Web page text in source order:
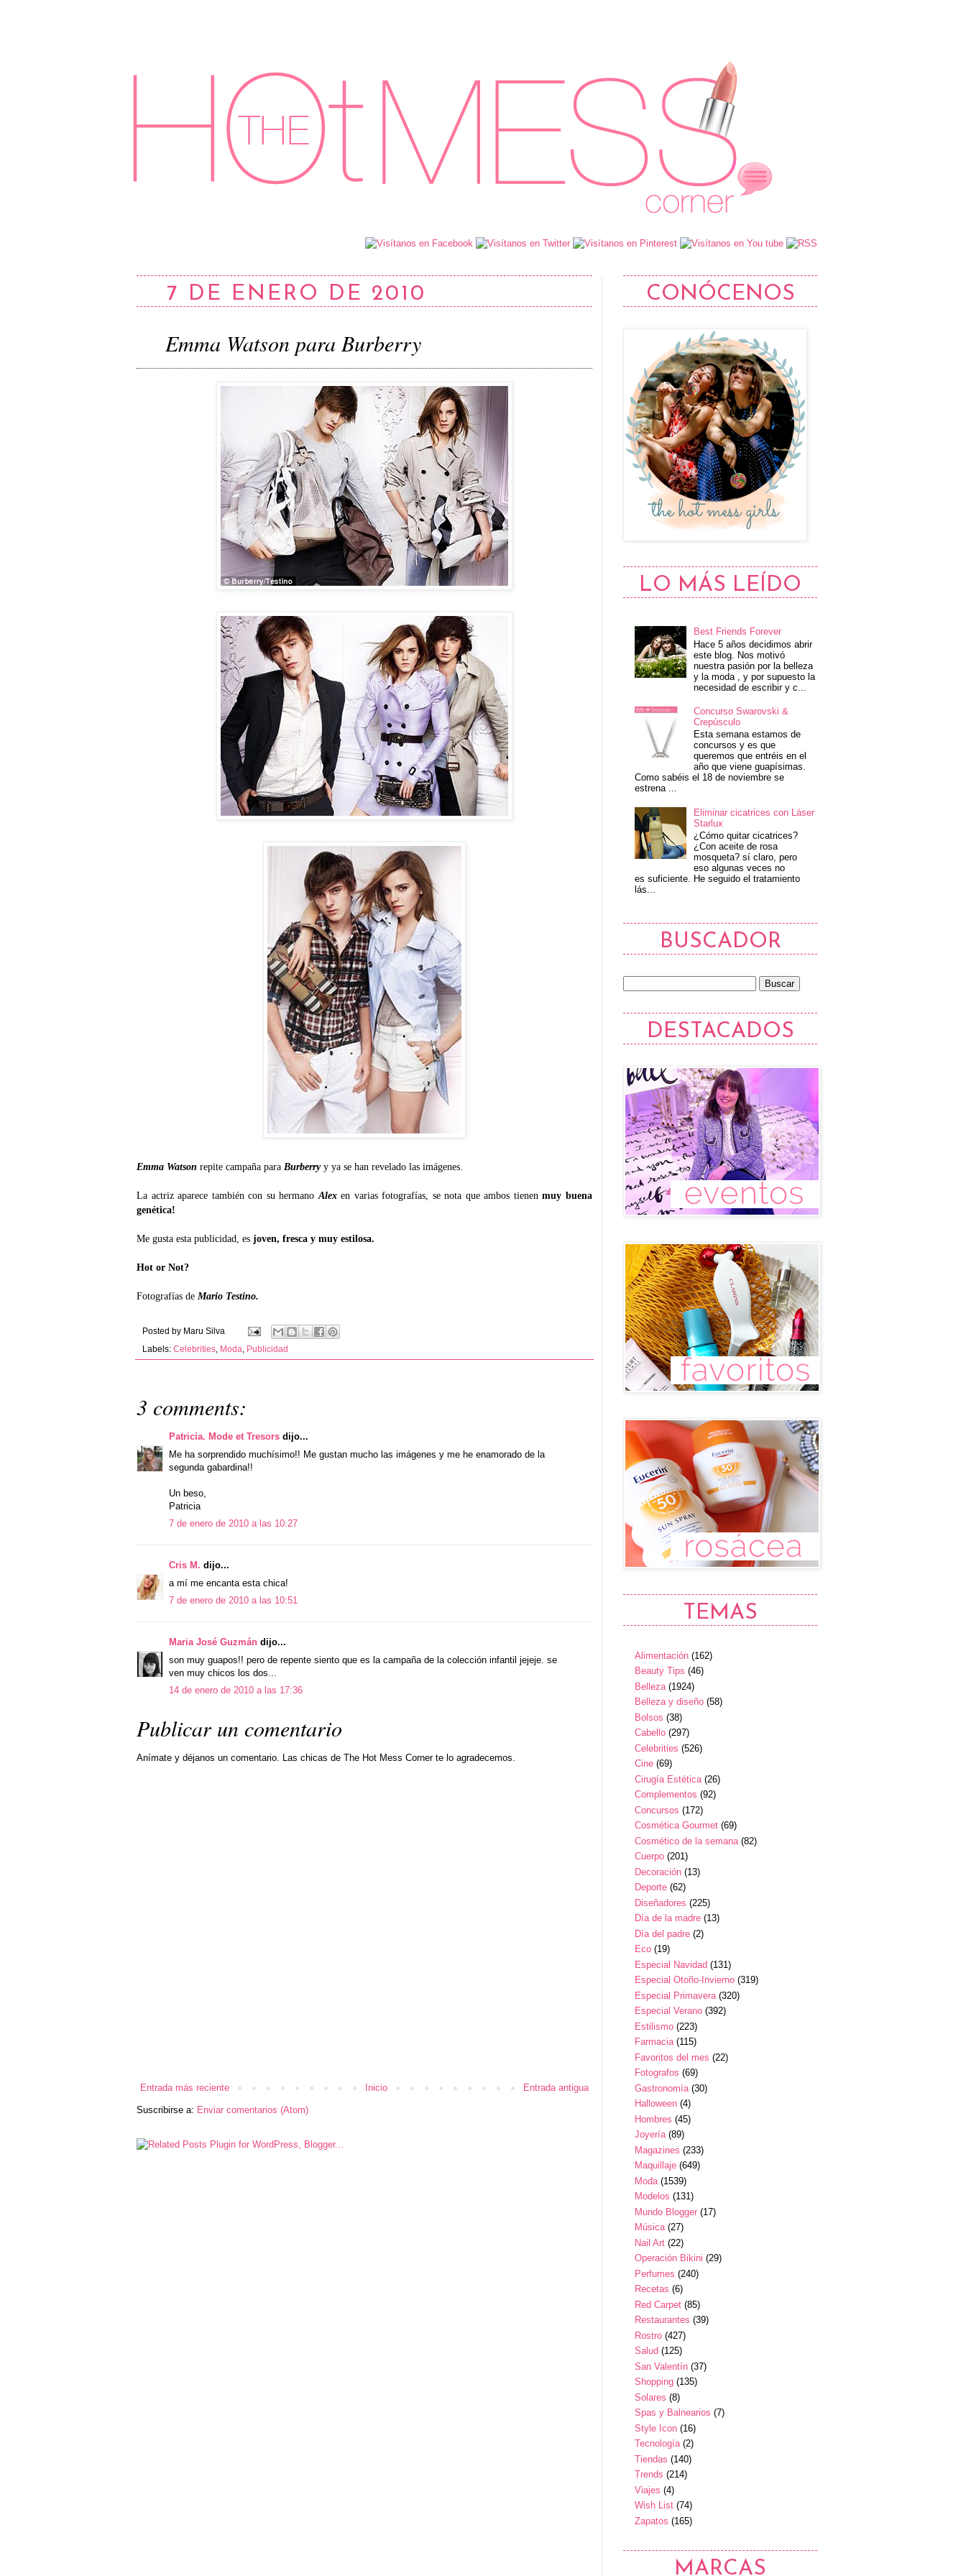
7 DE ENERO DE 2010
Emma Watson para Burberry
Emma Watson repite campaña para Burberryy ya se han revelado las imágenes.
La actriz aparece también con su hermano Alexen varias fotografías, se nota que ambos tienenmuy buena
genética!
Me gusta esta publicidad, es joven, fresca y muy estilosa.
Hot or Not?
Fotografías de Mario Testino.
Posted by Maru Silva
Labels: Celebrities Moda Publicidad
3 comments:
Patricia. Mode et Tresors dijo...
Me ha sorprendido muchísimo!! Me gustan mucho las imágenes y me he enamorado de la
segunda gabardina!!
Un beso,
Patricia
7 de enero de 2010 a las 10:27
Cris M. dijo...
a mí me encanta esta chica!
7 de enero de 2010 a las 10:51
Maria José Guzmán dijo...
son muy guapos!! pero de repente siento que es la campaña de la colección infantil jejeje. se
ven muy chicos los dos...
14 de enero de 2010 a las 17:36
Publicar un comentario
Anímate y déjanos un comentario. Las chicas de The Hot Mess Corner te lo agradecemos.
Entrada más reciente Entrada antigua
Inicio
Suscribirse a: Enviar comentarios (Atom)
CONÓCENOS
LO MÁS LEÍDO
Best Friends Forever
Hace 5 años decidimos abrir
este blog. Nos motivó
nuestra pasión por la belleza
y la moda , y por supuesto la
necesidad de escribir y c...
Concurso Swarovski &
Crepúsculo
Esta semana estamos de
concursos y es que
queremos que entréis en el
año que viene guapísimas.
Como sabéis el 18 de noviembre se
estrena ...
Eliminar cicatrices con Láser
Starlux
¿Cómo quitar cicatrices?
¿Con aceite de rosa
mosqueta? sí claro, pero
eso algunas veces no
es suficiente. He seguido el tratamiento
lás...
BUSCADOR
DESTACADOS
TEMAS
Alimentación (162)
Beauty Tips (46)
Belleza (1924)
Belleza y diseño (58)
Bolsos (38)
Cabello (297)
Celebrities (526)
Cine (69)
Cirugía Estética (26)
Complementos (92)
Concursos (172)
Cosmética Gourmet (69)
Cosmético de la semana (82)
Cuerpo (201)
Decoración (13)
Deporte (62)
Diseñadores (225)
Día de la madre (13)
Día del padre (2)
Eco (19)
Especial Navidad (131)
Especial Otoño-Invierno (319)
Especial Primavera (320)
Especial Verano (392)
Estilismo (223)
Farmacia (115)
Favoritos del mes (22)
Fotografos (69)
Gastronomía (30)
Halloween (4)
Hombres (45)
Joyería (89)
Magazines (233)
Maquillaje (649)
Moda (1539)
Modelos (131)
Mundo Blogger (17)
Música (27)
Nail Art (22)
Operación Bikini (29)
Perfumes (240)
Recetas (6)
Red Carpet (85)
Restaurantes (39)
Rostro (427)
Salud (125)
San Valentín (37)
Shopping (135)
Solares (8)
Spas y Balnearios (7)
Style Icon (16)
Tecnología (2)
Tiendas (140)
Trends (214)
Viajes (4)
Wish List (74)
Zapatos (165)
MARCAS